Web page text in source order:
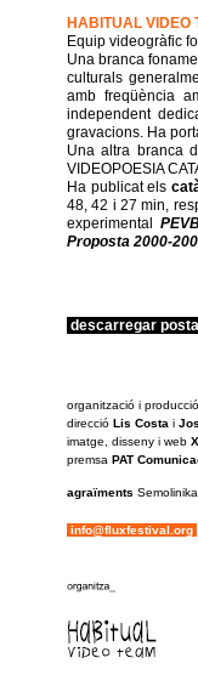
HABITUAL VIDEO
Equip videogràfic
Una branca
culturals
amb freqüència
independent
gravacions. Ha
Una altra branca
VIDEOPOESIA
Ha publicat els
48, 42 i 27 min,
experimental
Proposta 2000-
descarregar postal
organització i producció
direcció Lis Costa i
imatge, disseny i web
premsa PAT
agraïments
info@fluxfestival.org